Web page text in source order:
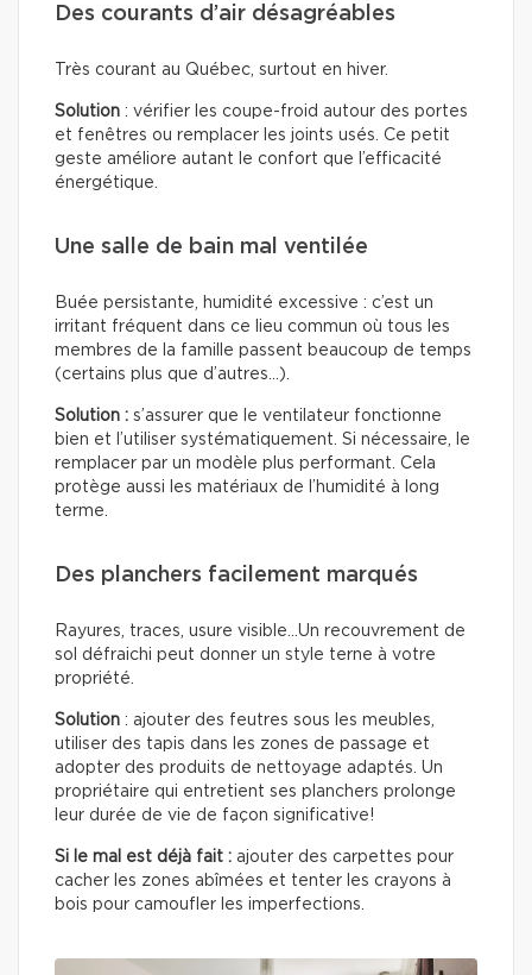
Des courants d’air désagréables
Très courant au Québec, surtout en hiver.
Solution : vérifier les coupe-froid autour des portes
et fenêtres ou remplacer les joints usés. Ce petit
geste améliore autant le confort que l’efficacité
énergétique.
Une salle de bain mal ventilée
Buée persistante, humidité excessive : c’est un
irritant fréquent dans ce lieu commun où tous les
membres de la famille passent beaucoup de temps
(certains plus que d’autres…).
Solution : s’assurer que le ventilateur fonctionne
bien et l’utiliser systématiquement. Si nécessaire, le
remplacer par un modèle plus performant. Cela
protège aussi les matériaux de l’humidité à long
terme.
Des planchers facilement marqués
Rayures, traces, usure visible…Un recouvrement de
sol défraichi peut donner un style terne à votre
propriété.
Solution : ajouter des feutres sous les meubles,
utiliser des tapis dans les zones de passage et
adopter des produits de nettoyage adaptés. Un
propriétaire qui entretient ses planchers prolonge
leur durée de vie de façon significative!
Si le mal est déjà fait : ajouter des carpettes pour
cacher les zones abîmées et tenter les crayons à
bois pour camoufler les imperfections.